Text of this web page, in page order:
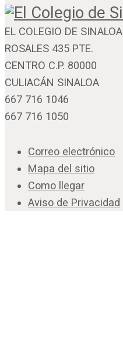
EL COLEGIO DE SINALOA
ROSALES 435 PTE.
CENTRO C.P. 80000
CULIACÁN SINALOA
667 716 1046
667 716 1050
Correo electrónico
Mapa del sitio
Como llegar
Aviso de Privacidad